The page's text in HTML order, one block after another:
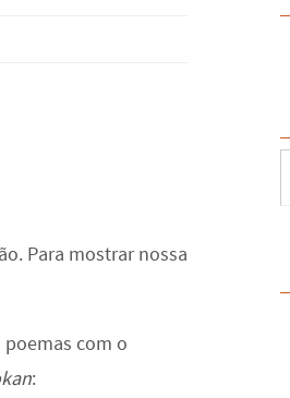
Para mostrar nossa
com o
: